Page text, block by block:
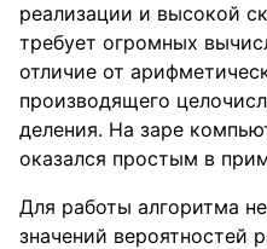
реализации и высокой
требует огромных
отличие от
производящего
деления. На заре
оказался простым в
Для работы алгоритма
значений вероятностей